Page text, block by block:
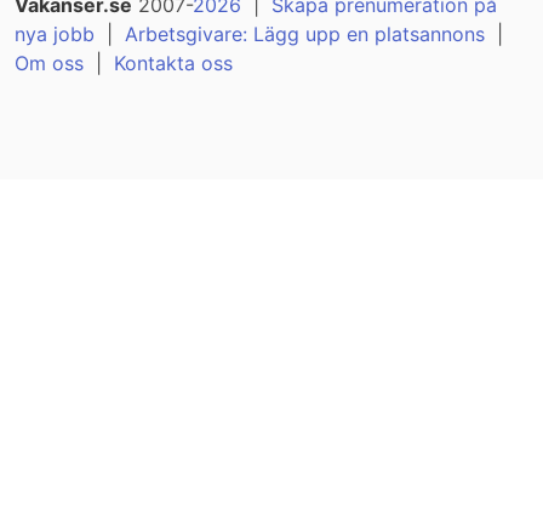
Vakanser.se 2007-2026
Skapa prenumeration på
nya jobb
Arbetsgivare: Lägg upp en platsannons
Om oss
Kontakta oss